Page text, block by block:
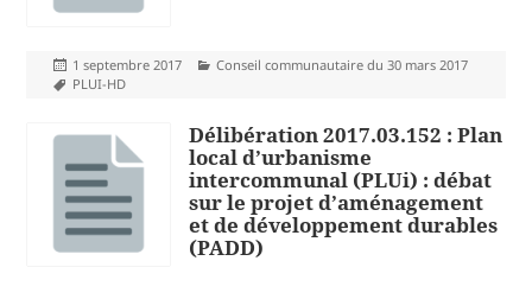
Publié
le
1 septembre 2017 Catégories
Conseil communautaire du 30 mars 2017
Mots-
PLUI-HD
Délibération 2017.03.152 : Plan
local d’urbanisme
intercommunal (PLUi) : débat
sur le projet d’aménagement
et de développement durables
(PADD)